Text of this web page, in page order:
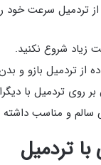
از تردمیل سرعت خود
زیاد شروع نکنید.
از تردمیل بازو و
بر روی تردمیل با
سالم و مناسب داشته
با تردمیل